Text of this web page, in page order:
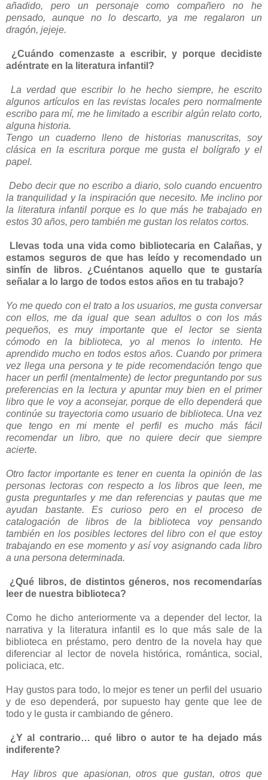
añadido, pero un personaje como compañero no he
pensado, aunque no lo descarto, ya me regalaron un
dragón, jejeje.
¿Cuándo comenzaste a escribir, y porque decidiste
adéntrate en la literatura infantil?
La verdad que escribir lo he hecho siempre, he escrito
algunos artículos en las revistas locales pero normalmente
escribo para mí, me he limitado a escribir algún relato corto,
alguna historia.
Tengo un cuaderno lleno de historias manuscritas, soy
clásica en la escritura porque me gusta el bolígrafo y el
papel.
Debo decir que no escribo a diario, solo cuando encuentro
la tranquilidad y la inspiración que necesito. Me inclino por
la literatura infantil porque es lo que más he trabajado en
estos 30 años, pero también me gustan los relatos cortos.
Llevas toda una vida como bibliotecaria en Calañas, y
estamos seguros de que has leído y recomendado un
sinfín de libros. ¿Cuéntanos aquello que te gustaría
señalar a lo largo de todos estos años en tu trabajo?
Yo me quedo con el trato a los usuarios, me gusta conversar
con ellos, me da igual que sean adultos o con los más
pequeños, es muy importante que el lector se sienta
cómodo en la biblioteca, yo al menos lo intento. He
aprendido mucho en todos estos años. Cuando por primera
vez llega una persona y te pide recomendación tengo que
hacer un perfil (mentalmente) de lector preguntando por sus
preferencias en la lectura y apuntar muy bien en el primer
libro que le voy a aconsejar, porque de ello dependerá que
continúe su trayectoria como usuario de biblioteca. Una vez
que tengo en mi mente el perfil es mucho más fácil
recomendar un libro, que no quiere decir que siempre
acierte.
Otro factor importante es tener en cuenta la opinión de las
personas lectoras con respecto a los libros que leen, me
gusta preguntarles y me dan referencias y pautas que me
ayudan bastante. Es curioso pero en el proceso de
catalogación de libros de la biblioteca voy pensando
también en los posibles lectores del libro con el que estoy
trabajando en ese momento y así voy asignando cada libro
a una persona determinada.
¿Qué libros, de distintos géneros, nos recomendarías
leer de nuestra biblioteca?
Como he dicho anteriormente va a depender del lector, la
narrativa y la literatura infantil es lo que más sale de la
biblioteca en préstamo, pero dentro de la novela hay que
diferenciar al lector de novela histórica, romántica, social,
policiaca, etc.
Hay gustos para todo, lo mejor es tener un perfil del usuario
y de eso dependerá, por supuesto hay gente que lee de
todo y le gusta ir cambiando de género.
¿Y al contrario… qué libro o autor te ha dejado más
indiferente?
Hay libros que apasionan, otros que gustan, otros que